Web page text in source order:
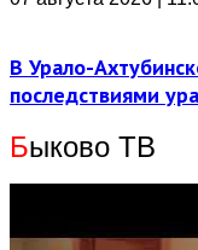
В Урало-
последствиями
Быково ТВ